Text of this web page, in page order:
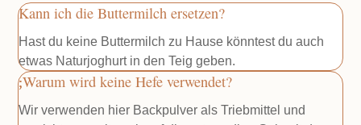
Kann ich die Buttermilch ersetzen?
Hast du keine Buttermilch zu Hause könntest du auch
etwas Naturjoghurt in den Teig geben.
Warum wird keine Hefe verwendet?
Wir verwenden hier Backpulver als Triebmittel und